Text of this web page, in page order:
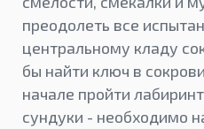
преодолеть все
центральному кладу
бы найти ключ в
начале пройти
сундуки - необходимо